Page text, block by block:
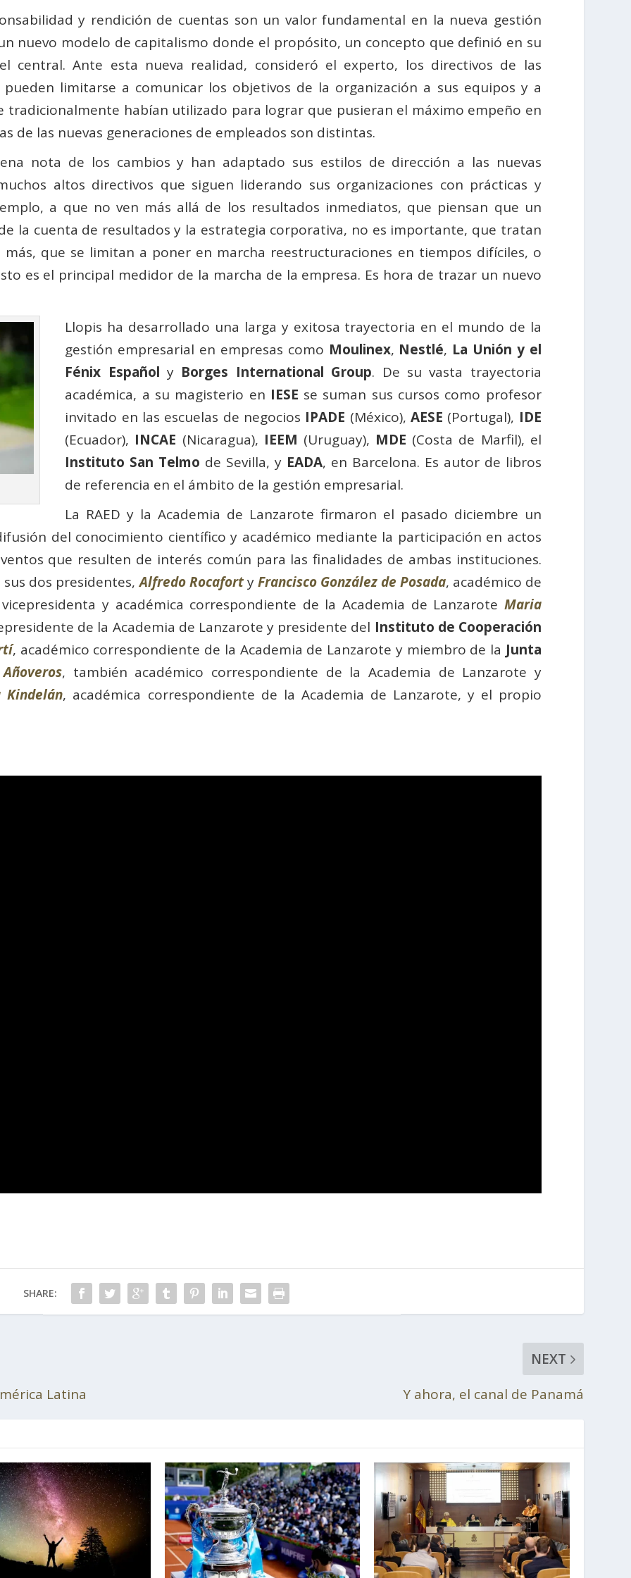
y rendición de cuentas son un valor fundamental en la nueva gestión
nuevo modelo de capitalismo donde el propósito, un concepto que definió en su
central. Ante esta nueva realidad, consideró el experto, los directivos de las
limitarse a comunicar los objetivos de la organización a sus equipos y a
tradicionalmente habían utilizado para lograr que pusieran el máximo empeño en
de las nuevas generaciones de empleados son distintas.
nota de los cambios y han adaptado sus estilos de dirección a las nuevas
altos directivos que siguen liderando sus organizaciones con prácticas y
a que no ven más allá de los resultados inmediatos, que piensan que un
la cuenta de resultados y la estrategia corporativa, no es importante, que tratan
que se limitan a poner en marcha reestructuraciones en tiempos difíciles, o
es el principal medidor de la marcha de la empresa. Es hora de trazar un nuevo
Llopis ha desarrollado una larga y exitosa trayectoria en el mundo de la
gestión empresarial en empresas como Moulinex, Nestlé, La Unión y el
Fénix Español y Borges International Group. De su vasta trayectoria
académica, a su magisterio en IESE se suman sus cursos como profesor
invitado en las escuelas de negocios IPADE (México),AESE (Portugal), IDE
(Ecuador), INCAE (Nicaragua), IEEM (Uruguay), MDE (Costa de Marfil), el
Instituto San Telmo de Sevilla, y EADA, en Barcelona. Es autor de libros
de referencia en el ámbito de la gestión empresarial.
La RAED y la Academia de Lanzarote firmaron el pasado diciembre un
del conocimiento científico y académico mediante la participación en actos
que resulten de interés común para las finalidades de ambas instituciones.
sus dos presidentes,Alfredo RocafortyFrancisco González de Posada, académico de
y académica correspondiente de la Academia de Lanzarote Maria
de la Academia de Lanzarote y presidente del Instituto de Cooperación
, académico correspondiente de la Academia de Lanzarote y miembro de la Junta
, también académico correspondiente de la Academia de Lanzarote y
Kindelán, académica correspondiente de la Academia de Lanzarote, y el propio
SHARE:
Latina
NEXT
Y ahora, el canal de Panamá